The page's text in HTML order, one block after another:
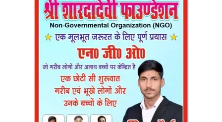
दर्जन
परिवारों
को
पेयजल
संकट।